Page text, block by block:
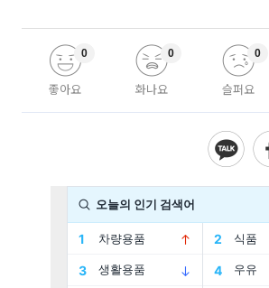
좋아요
0
화나요
0
슬퍼요
0